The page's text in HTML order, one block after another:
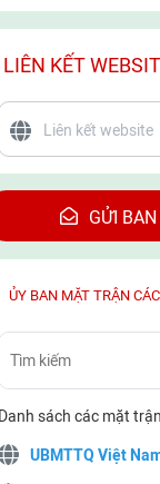
LIÊN KẾT
GỬI
ỦY BAN MẶT TRẬN
Danh sách các mặt
UBMTTQ Việt